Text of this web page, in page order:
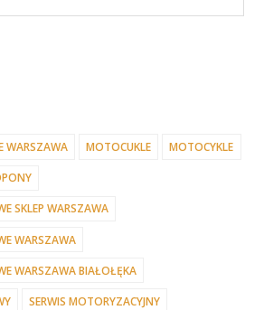
WARSZAWA MOTOCUKLE MOTOCYKLE
SKLEP WARSZAWA
WARSZAWA
WARSZAWA BIAŁOŁĘKA
SERWIS MOTORYZACYJNY